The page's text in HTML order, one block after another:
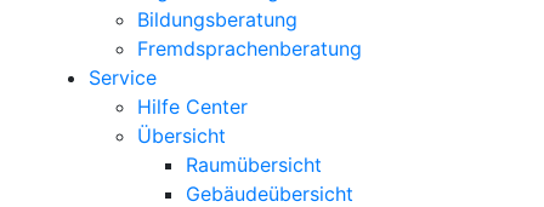
Bildungsberatung
Fremdsprachenberatung
Service
Hilfe Center
Übersicht
Raumübersicht
Gebäudeübersicht